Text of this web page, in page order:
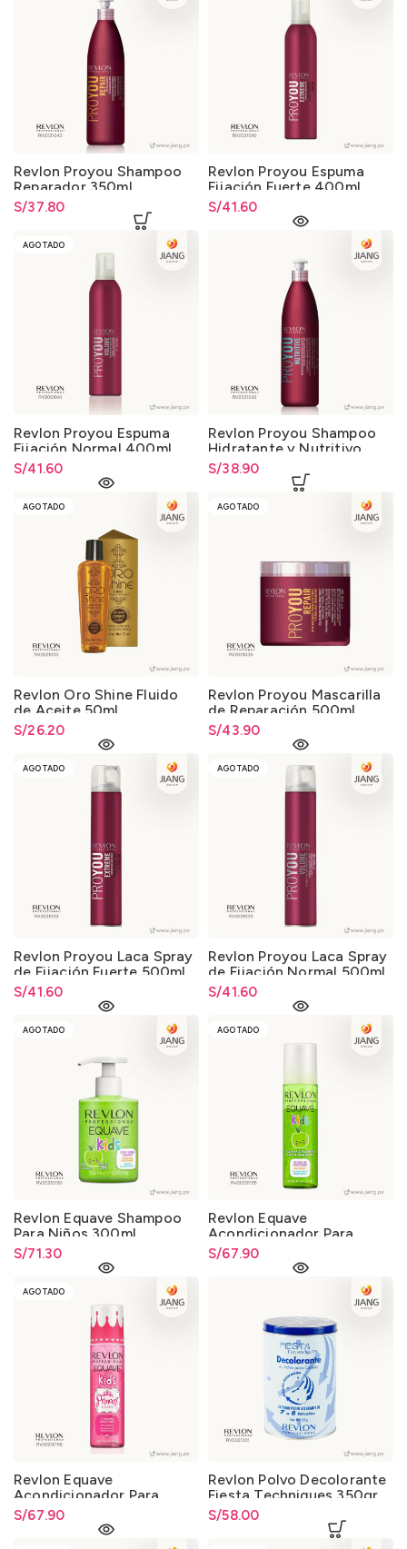
Revlon Proyou Shampoo
Reparador 350ml.
S/37.80
Revlon Proyou Espuma
Fijación Fuerte 400ml.
S/41.60
AGOTADO
Revlon Proyou Espuma
Fijación Normal 400ml.
S/41.60
Revlon Proyou Shampoo
Hidratante y Nutritivo
350ml.
S/38.90
AGOTADO
Revlon Oro Shine Fluido
de Aceite 50ml.
S/26.20
AGOTADO
Revlon Proyou Mascarilla
de Reparación 500ml.
S/43.90
AGOTADO
Revlon Proyou Laca Spray
de Fijación Fuerte 500ml.
S/41.60
AGOTADO
Revlon Proyou Laca Spray
de Fijación Normal 500ml.
S/41.60
AGOTADO
Revlon Equave Shampoo
Para Niños 300ml.
S/71.30
AGOTADO
Revlon Equave
Acondicionador Para
Niños 200ml.
S/67.90
AGOTADO
Revlon Equave
Acondicionador Para
Niñas Princesas 200ml.
S/67.90
Revlon Polvo Decolorante
Fiesta Techniques 350gr.
S/58.00